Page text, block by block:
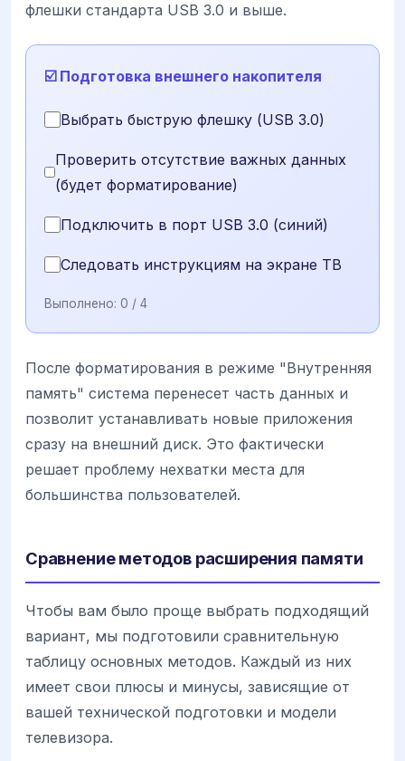
флешки стандарта USB 3.0 и выше.
☑️ Подготовка внешнего накопителя
Выбрать быструю флешку (USB 3.0)
Проверить отсутствие важных данных
(будет форматирование)
Подключить в порт USB 3.0 (синий)
Следовать инструкциям на экране ТВ
Выполнено: 0 / 4
После форматирования в режиме "Внутренняя
память" система перенесет часть данных и
позволит устанавливать новые приложения
сразу на внешний диск. Это фактически
решает проблему нехватки места для
большинства пользователей.
Сравнение методов расширения памяти
Чтобы вам было проще выбрать подходящий
вариант, мы подготовили сравнительную
таблицу основных методов. Каждый из них
имеет свои плюсы и минусы, зависящие от
вашей технической подготовки и модели
телевизора.